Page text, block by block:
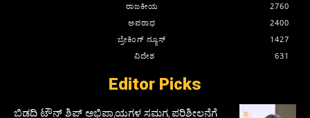
ರಾಜಕೀಯ
2760
ಅಪರಾಧ
2400
ಬ್ರೇಕಿಂಗ್ ನ್ಯೂಸ್
1427
ವಿದೇಶ
631
Editor Picks
ಬಿಡದಿ ಟೌನ್ ಶಿಪ್ ಅಭಿಪ್ರಾಯಗಳ ಸಮಗ್ರ ಪರಿಶೀಲನೆಗೆ